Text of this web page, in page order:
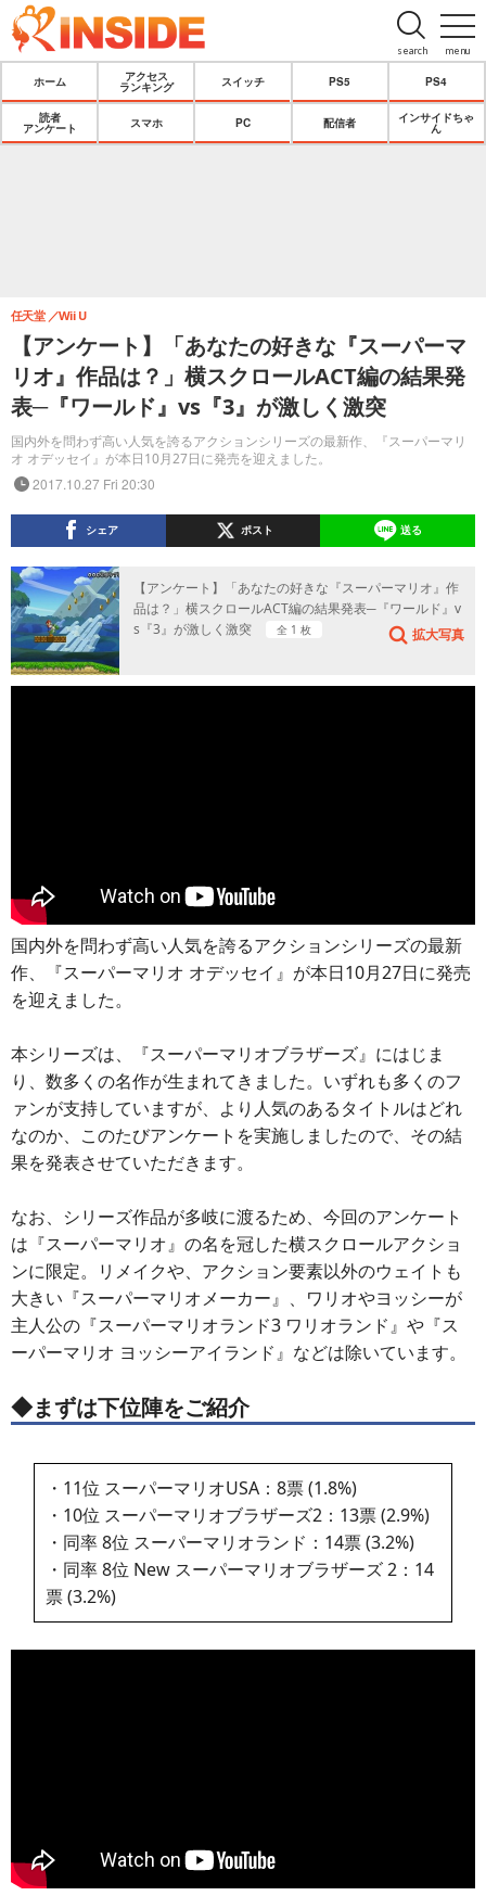
menu
search
ホーム
アクセス
ランキング
スイッチ PS5 PS4
読者
アンケート
スマホ PC 配信者
インサイドちゃ
ん
【アンケート】「あなたの好きな『スーパーマ
リオ』作品は？」横スクロールACT編の結果発
表─『ワールド』vs『3』が激しく激突
国内外を問わず高い人気を誇るアクションシリーズの最新作、『スーパーマリ
オ オデッセイ』が本日10月27日に発売を迎えました。
任天堂 Wii U
2017.10.27 Fri 20:30
シェア ポスト 送る
【アンケート】「あなたの好きな『スーパーマリオ』作
品は？」横スクロールACT編の結果発表─『ワールド』v
s『3』が激しく激突
全 1 枚 拡大写真
国内外を問わず高い人気を誇るアクションシリーズの最新
作、『スーパーマリオ オデッセイ』が本日10月27日に発売
を迎えました。
本シリーズは、『スーパーマリオブラザーズ』にはじま
り、数多くの名作が生まれてきました。いずれも多くのフ
ァンが支持していますが、より人気のあるタイトルはどれ
なのか、このたびアンケートを実施しましたので、その結
果を発表させていただきます。
なお、シリーズ作品が多岐に渡るため、今回のアンケート
は『スーパーマリオ』の名を冠した横スクロールアクショ
ンに限定。リメイクや、アクション要素以外のウェイトも
大きい『スーパーマリオメーカー』、ワリオやヨッシーが
主人公の『スーパーマリオランド3 ワリオランド』や『ス
ーパーマリオ ヨッシーアイランド』などは除いています。
◆まずは下位陣をご紹介
・11位 スーパーマリオUSA：8票 (1.8%)
・10位 スーパーマリオブラザーズ2：13票 (2.9%)
・同率 8位 スーパーマリオランド：14票 (3.2%)
・同率 8位 New スーパーマリオブラザーズ 2：14
票 (3.2%)